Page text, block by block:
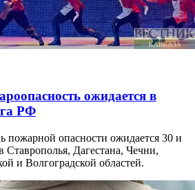
ожидается в
РФ
пожарной опасности ожидается 30 и
Ставрополья, Дагестана, Чечни,
и Волгоградской областей.